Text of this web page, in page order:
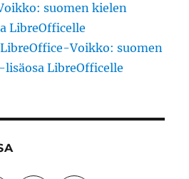
suomen kielen
LibreOfficelle
LibreOffice-Voikko: suomen
LibreOfficelle